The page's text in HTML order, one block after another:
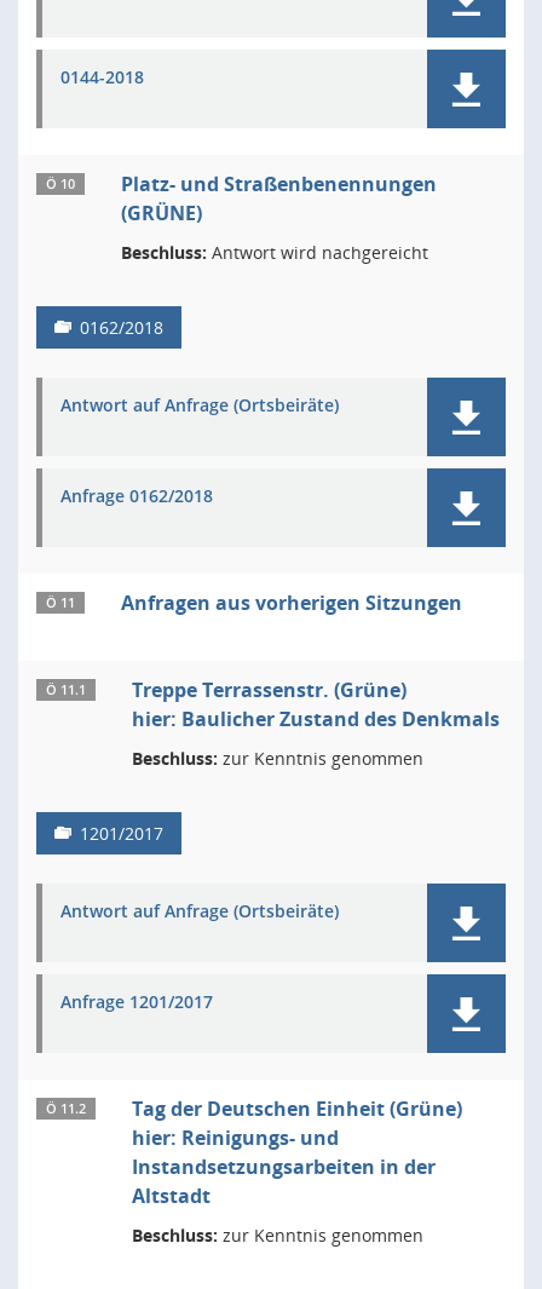
0144-2018
Ö 10
Platz- und Straßenbenennungen
(GRÜNE)
Beschluss: Antwort wird nachgereicht
0162/2018
Antwort auf Anfrage (Ortsbeiräte)
Anfrage 0162/2018
Ö 11 Anfragen aus vorherigen Sitzungen
Ö 11.1
Treppe Terrassenstr. (Grüne)
hier: Baulicher Zustand des Denkmals
Beschluss: zur Kenntnis genommen
1201/2017
Antwort auf Anfrage (Ortsbeiräte)
Anfrage 1201/2017
Ö 11.2
Tag der Deutschen Einheit (Grüne)
hier: Reinigungs- und
Instandsetzungsarbeiten in der
Altstadt
Beschluss: zur Kenntnis genommen